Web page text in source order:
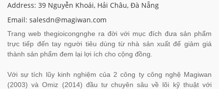
Address: 39 Nguyễn Khoái, Hải Châu, Đà Nẵng
Email: salesdn@magiwan.com
Trang web thegioicongnghe ra đời với mục đích đưa sản phẩm
trực tiếp đến tay người tiêu dùng từ nhà sản xuất để giảm giá
thành sản phẩm đem lại lợi ích cho cộng đồng.
Với sự tích lũy kinh nghiệm của 2 công ty công nghệ Magiwan
(2003) và Omiz (2014) đầu tư chuyên sâu về lõi kỹ thuật với